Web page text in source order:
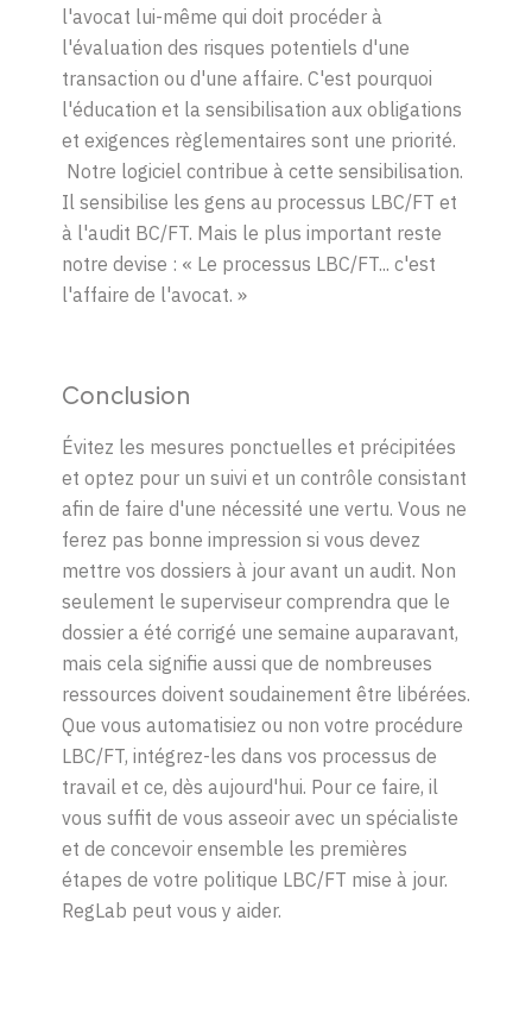
l'avocat lui-même qui doit procéder à
l'évaluation des risques potentiels d'une
transaction ou d'une affaire. C'est pourquoi
l'éducation et la sensibilisation aux obligations
et exigences règlementaires sont une priorité.
Notre logiciel contribue à cette sensibilisation.
Il sensibilise les gens au processus LBC/FT et
à l'audit BC/FT. Mais le plus important reste
notre devise : « Le processus LBC/FT... c'est
l'affaire de l'avocat. »
Conclusion
Évitez les mesures ponctuelles et précipitées
et optez pour un suivi et un contrôle consistant
afin de faire d'une nécessité une vertu. Vous ne
ferez pas bonne impression si vous devez
mettre vos dossiers à jour avant un audit. Non
seulement le superviseur comprendra que le
dossier a été corrigé une semaine auparavant,
mais cela signifie aussi que de nombreuses
ressources doivent soudainement être libérées.
Que vous automatisiez ou non votre procédure
LBC/FT, intégrez-les dans vos processus de
travail et ce, dès aujourd'hui. Pour ce faire, il
vous suffit de vous asseoir avec un spécialiste
et de concevoir ensemble les premières
étapes de votre politique LBC/FT mise à jour.
RegLab peut vous y aider.